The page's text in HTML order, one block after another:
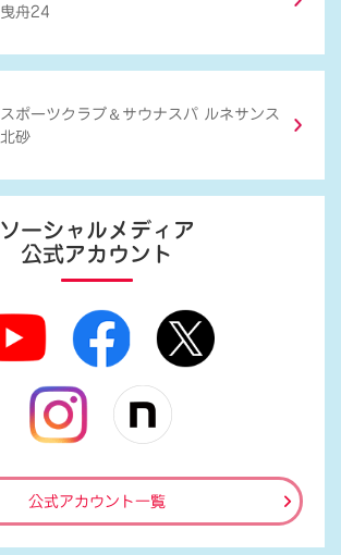
曳舟24
スポーツクラブ ＆ サウナスパ ルネサンス
北砂
ソーシャルメディア
公式アカウント
公式アカウント一覧